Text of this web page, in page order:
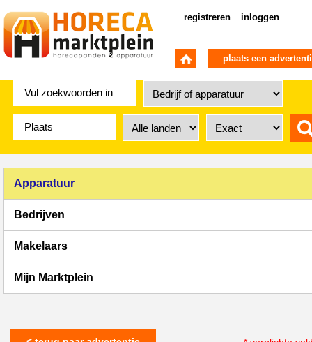
registreren inloggen
plaats een
Apparatuur
Bedrijven
Makelaars
Mijn Marktplein